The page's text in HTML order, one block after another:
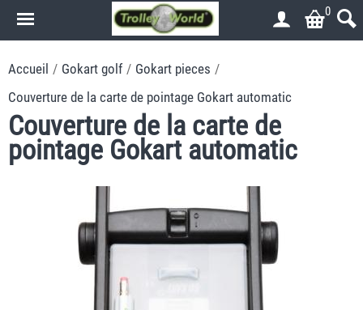
0
Accueil / Gokart golf / Gokart pieces /
Couverture de la carte de pointage Gokart automatic
Couverture de la carte de
pointage Gokart automatic